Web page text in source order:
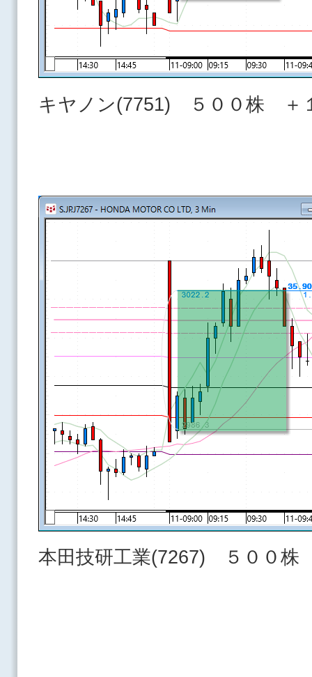
キヤノン(7751) ５００株 ＋
本田技研工業(7267) ５００株